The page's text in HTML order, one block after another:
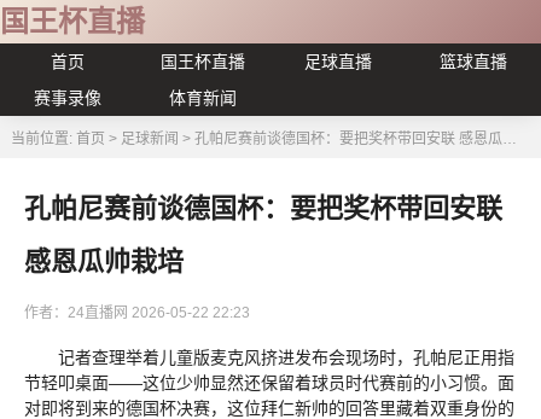
国王杯直播
首页 国王杯直播 足球直播
篮球直播
赛事录像
体育新闻
当前位置: 首页 > 足球新闻 > 孔帕尼赛前谈德国杯：要把奖杯带回安联 感恩瓜帅栽培
孔帕尼赛前谈德国杯：要把奖杯带回安联
感恩瓜帅栽培
作者：24直播网 2026-05-22 22:23
记者查理举着儿童版麦克风挤进发布会现场时，孔帕尼正用指
节轻叩桌面——这位少帅显然还保留着球员时代赛前的小习惯。面
对即将到来的德国杯决赛，这位拜仁新帅的回答里藏着双重身份的